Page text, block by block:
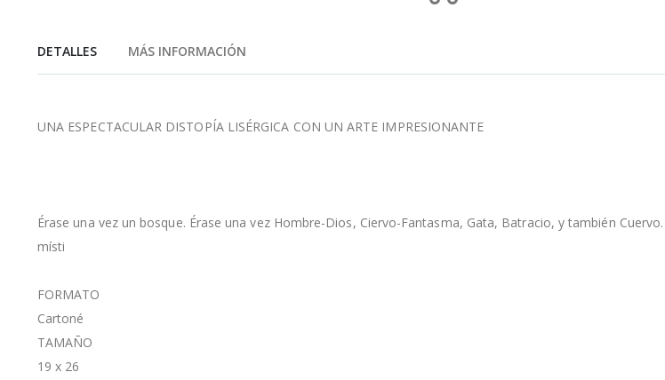
de
imágenes
DETALLES
UNA ESPECTACULAR DISTOPÍA LISÉRGICA CON UN ARTE IMPRESIONANTE
Érase una vez un bosque. Érase una vez Hombre-Dios, Ciervo-Fantasma, Gata, Batracio, y también
místi
FORMATO
Cartoné
TAMAÑO
19 x 26
MÁS INFORMACIÓN